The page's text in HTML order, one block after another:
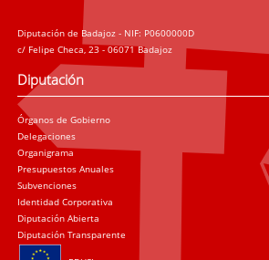
Diputación de Badajoz - NIF: P0600000D
c/ Felipe Checa, 23 - 06071 Badajoz
Diputación
Órganos de Gobierno
Delegaciones
Organigrama
Presupuestos Anuales
Subvenciones
Identidad Corporativa
Diputación Abierta
Diputación Transparente